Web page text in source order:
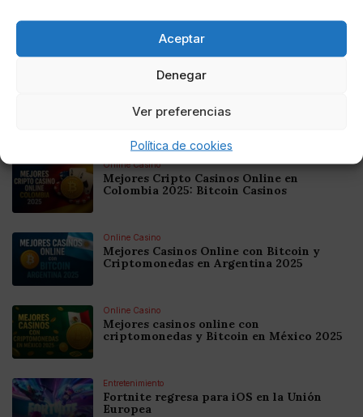
Aceptar
Denegar
Ver preferencias
Política de cookies
Pixia4869
Redactora freelancer, amante de la prensa
Online Casino
Mejores Cripto Casinos Online en
Colombia 2025: Bitcoin Casinos
Online Casino
Mejores Casinos Online con Bitcoin y
Criptomonedas en Argentina 2025
Online Casino
Mejores casinos online con
criptomonedas y Bitcoin en México 2025
Entretenimiento
Fortnite regresa para iOS en la Unión
Europea